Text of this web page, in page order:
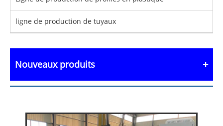
ligne de production de tuyaux
Nouveaux produits